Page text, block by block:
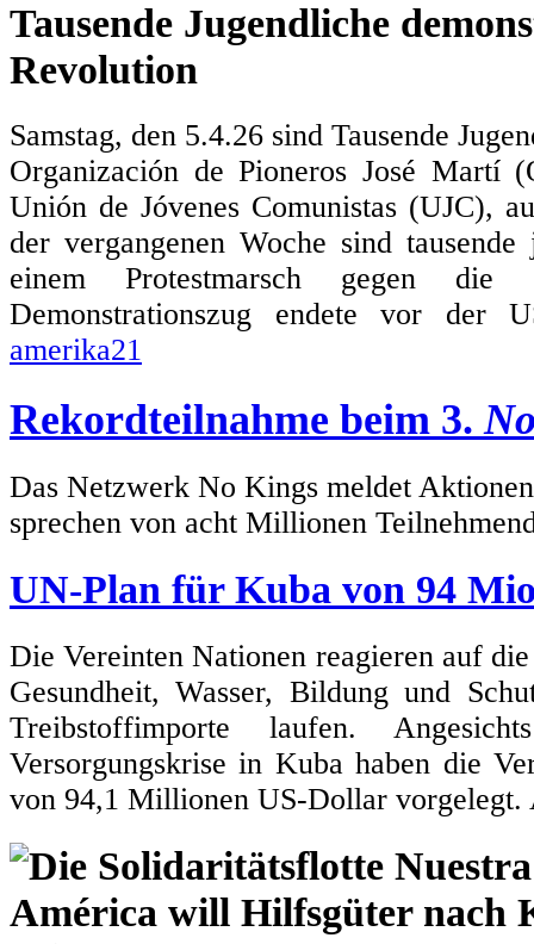
Tausende Jugendliche
Revolution
Samstag, den 5.4.26 sind Tausende
Organización de Pioneros José Martí
Unión de Jóvenes Comunistas (UJC),
der vergangenen Woche sind
einem Protestmarsch gegen
Demonstrationszug endete vor der
amerika21
Rekordteilnahme beim 3.
Das Netzwerk No Kings meldet
sprechen von acht Millionen
UN-Plan für Kuba von 94
Die Vereinten Nationen reagieren auf
Gesundheit, Wasser, Bildung und
Treibstoffimporte laufen.
Versorgungskrise in Kuba haben die
von 94,1 Millionen US-Dollar vorgelegt.